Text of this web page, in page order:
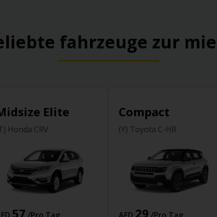
fahrzeuge zur
Elite
Honda CRV
57
Compact
(Y) Toyota C-HR
29